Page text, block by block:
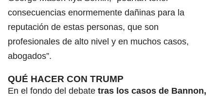
consecuencias enormemente dañinas para la
reputación de estas personas, que son
profesionales de alto nivel y en muchos casos,
abogados”.
QUÉ HACER CON TRUMP
En el fondo del debate tras los casos de Bannon,